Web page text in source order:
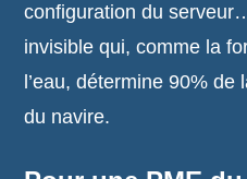
configuration du
invisible qui, comme la
l’eau, détermine 90% de
du navire.